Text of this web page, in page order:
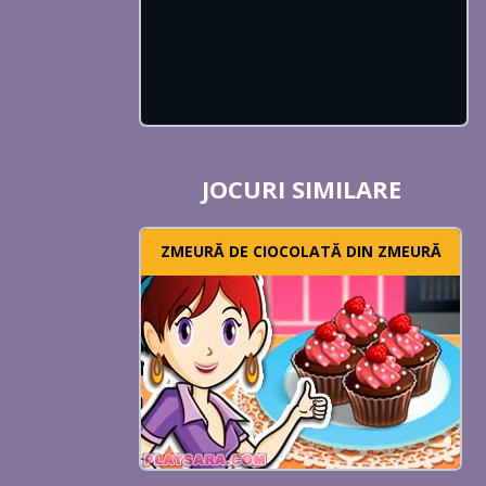
JOCURI SIMILARE
ZMEURĂ DE CIOCOLATĂ DIN ZMEURĂ